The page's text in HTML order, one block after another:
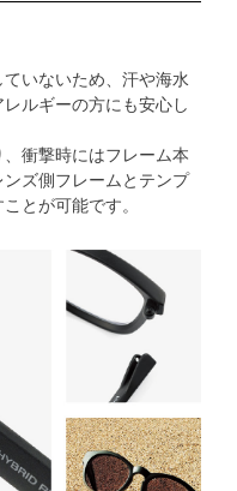
いないため、汗や海水
ルギーの方にも安心し
衝撃時にはフレーム本
ズ側フレームとテンプ
とが可能です。